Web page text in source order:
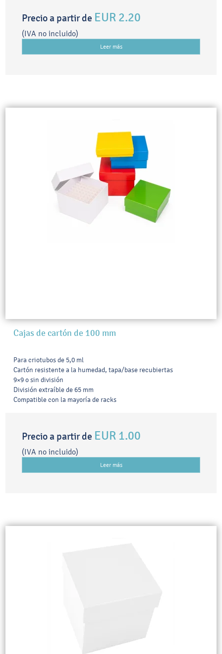
Precio a partir de EUR 2.20
(IVA no incluido)
Leer más
Cajas de cartón de 100 mm
Para criotubos de 5,0 ml
Cartón resistente a la humedad, tapa/base recubiertas
9×9 o sin división
División extraíble de 65 mm
Compatible con la mayoría de racks
Precio a partir de EUR 1.00
(IVA no incluido)
Leer más